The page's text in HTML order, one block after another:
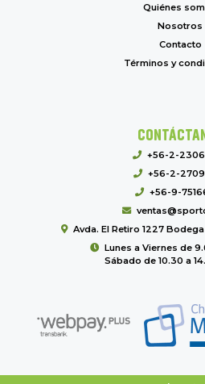
Quiénes
Nosotros
Contacto
Términos y
+56-2-
+56-2-
+56-9-
Avda. El Retiro 1227
Lunes a Viernes de
Sábado de 10.30 a